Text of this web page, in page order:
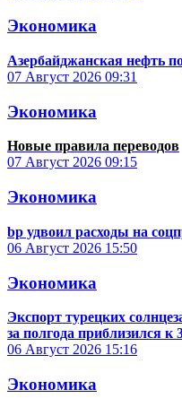
Экономика
Азербайджанская нефть
07 Август 2026 09:31
Экономика
Новые правила переводов
07 Август 2026 09:15
Экономика
bp удвоил расходы на
06 Август 2026 15:50
Экономика
Экспорт турецких
за полгода приблизился
06 Август 2026 15:16
Экономика